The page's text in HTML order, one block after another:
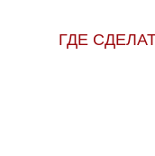
ГДЕ